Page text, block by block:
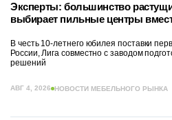
Эксперты: большинство
выбирает пильные центры
В честь 10-летнего юбилея поставки
России, Лига совместно с заводом
решений
АВГ 4, 2026 НОВОСТИ МЕБЕЛЬНОГО РЫНКА